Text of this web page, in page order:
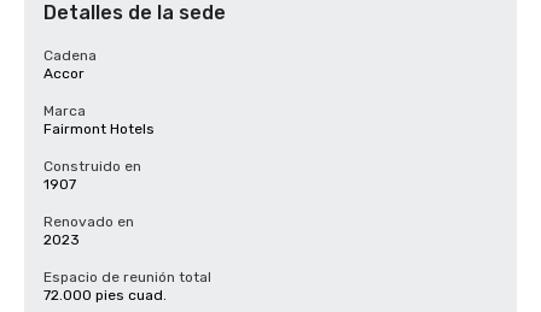
Detalles de la sede
Cadena
Accor
Marca
Fairmont Hotels
Construido en
1907
Renovado en
2023
Espacio de reunión total
72.000 pies cuad.